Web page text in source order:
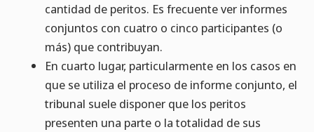
cantidad de peritos. Es frecuente ver informes
conjuntos con cuatro o cinco participantes (o
más) que contribuyan.
En cuarto lugar, particularmente en los casos en
que se utiliza el proceso de informe conjunto, el
tribunal suele disponer que los peritos
presenten una parte o la totalidad de sus